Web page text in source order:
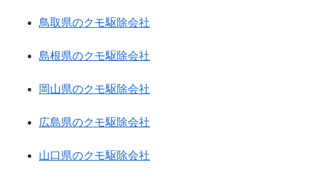
鳥取県のクモ駆除会社
島根県のクモ駆除会社
岡山県のクモ駆除会社
広島県のクモ駆除会社
山口県のクモ駆除会社